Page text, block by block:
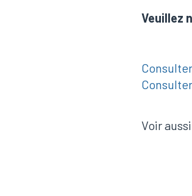
Veuillez
Voir